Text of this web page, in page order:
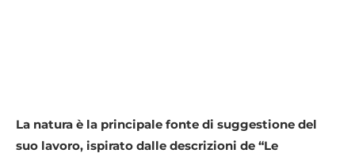
La natura è la principale fonte di suggestione del
suo lavoro, ispirato dalle descrizioni de “Le